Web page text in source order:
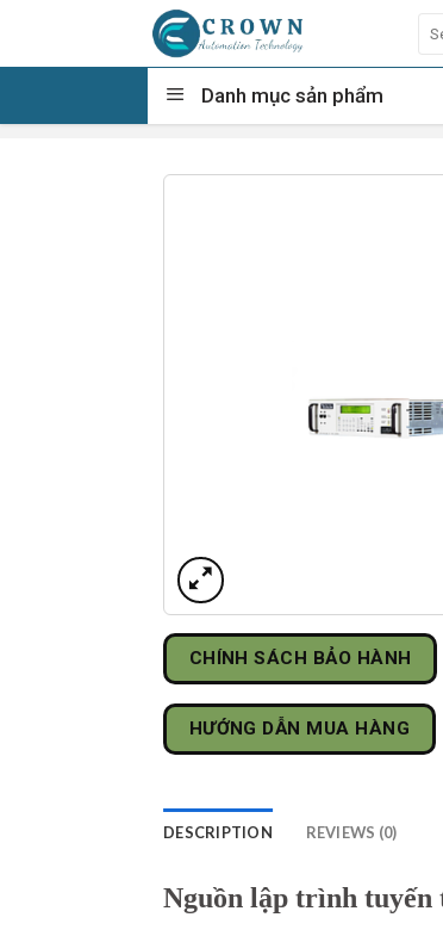
content
for:
Danh mục sản phẩm
CHÍNH SÁCH BẢO HÀNH
HƯỚNG DẪN MUA HÀNG
DESCRIPTION REVIEWS (0)
Nguồn lập trình